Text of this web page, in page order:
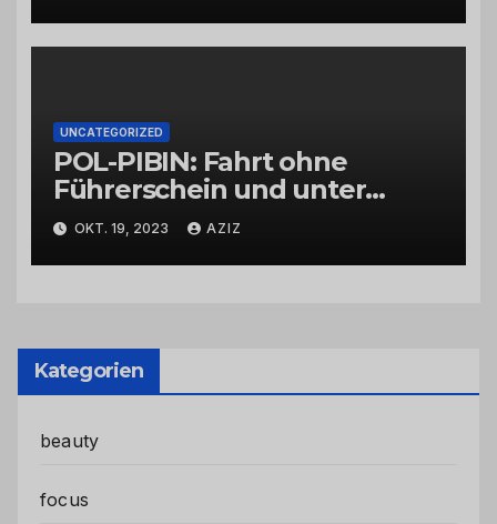
UNCATEGORIZED
POL-PIBIN: Fahrt ohne
Führerschein und unter
Einfluss von Drogen
OKT. 19, 2023 AZIZ
Kategorien
beauty
focus